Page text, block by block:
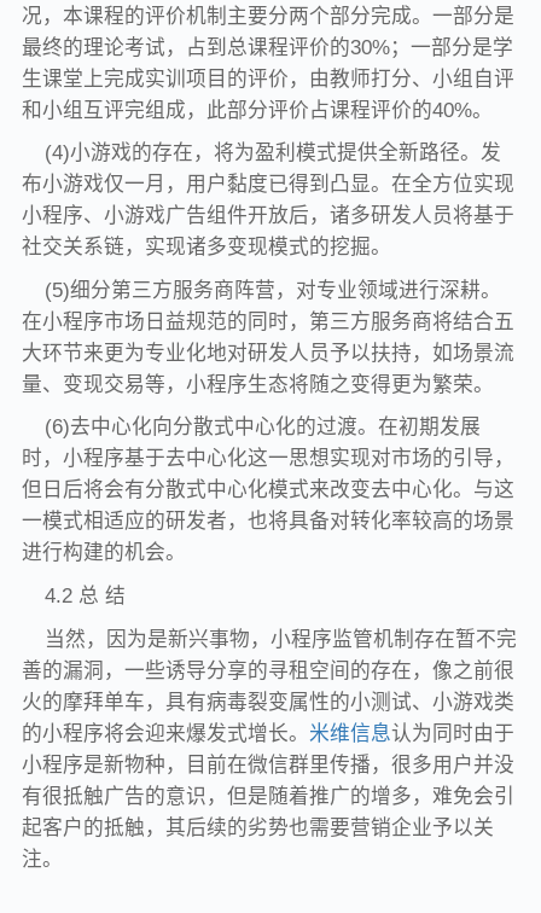
况，本课程的评价机制主要分两个部分完成。一部分是
最终的理论考试，占到总课程评价的30%；一部分是学
生课堂上完成实训项目的评价，由教师打分、小组自评
和小组互评完组成，此部分评价占课程评价的40%。
(4)小游戏的存在，将为盈利模式提供全新路径。发
布小游戏仅一月，用户黏度已得到凸显。在全方位实现
小程序、小游戏广告组件开放后，诸多研发人员将基于
社交关系链，实现诸多变现模式的挖掘。
(5)细分第三方服务商阵营，对专业领域进行深耕。
在小程序市场日益规范的同时，第三方服务商将结合五
大环节来更为专业化地对研发人员予以扶持，如场景流
量、变现交易等，小程序生态将随之变得更为繁荣。
(6)去中心化向分散式中心化的过渡。在初期发展
时，小程序基于去中心化这一思想实现对市场的引导，
但日后将会有分散式中心化模式来改变去中心化。与这
一模式相适应的研发者，也将具备对转化率较高的场景
进行构建的机会。
4.2 总 结
当然，因为是新兴事物，小程序监管机制存在暂不完
善的漏洞，一些诱导分享的寻租空间的存在，像之前很
火的摩拜单车，具有病毒裂变属性的小测试、小游戏类
的小程序将会迎来爆发式增长。 米维信息认为同时由于
小程序是新物种，目前在微信群里传播，很多用户并没
有很抵触广告的意识，但是随着推广的增多，难免会引
起客户的抵触，其后续的劣势也需要营销企业予以关
注。